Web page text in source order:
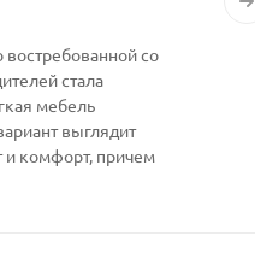
востребованной со
стала
мебель
выглядит
и комфорт, причем